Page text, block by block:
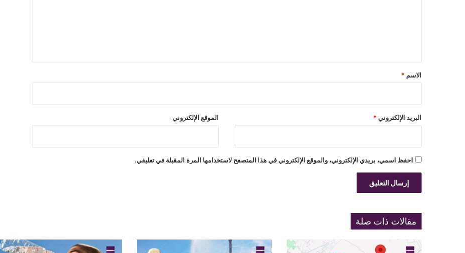
*
الاسم *
البريد الإلكتروني * الموقع الإلكتروني
احفظ اسمي، بريدي الإلكتروني، والموقع الإلكتروني في هذا المتصفح لاستخدامها المرة المقبلة في تعليقي.
مقالات ذات صلة